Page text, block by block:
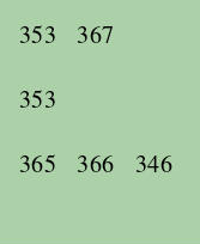
353
367
353
365 366 346